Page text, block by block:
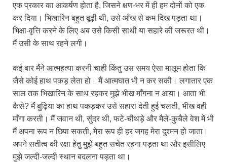
एक प्रकार का आकर्षण होता है, जिसने क्षण-भर में ही हम दोनों को एक
कर दिया। भिखारिन बहुत बूढ़ी थी, उसे आँख से कम दिख पड़ता था।
भिक्षा‑वृत्ति करने के लिए अब उसे किसी साथी या सहारे की जरूरत थी।
मैं उसी के साथ रहने लगी।
कई बार मैंने आत्महत्या करनी चाही किंतु उस समय ऐसा मालूम होता कि
जैसे कोई हाथ पकड़ लेता हो। मैं आत्मघात भी न कर सकी। लगातार एक
साल तक भिखारिन के साथ रहकर मुझे भीख माँगना न आया। आता भी
कैसे? मैं बुढ़िया का हाथ पकड़कर उसे सहारा देती हुई चलती, भीख वही
माँगा करती। मैं जवान थी, सुंदर थी, फटे-चीथड़े और मैले-कुचैले वेश में भी
मैं अपना रूप न छिपा सकती, मेरा रूप ही हर जगह मेरा दुश्मन हो जाता।
अपने सतीत्व की रक्षा हेतु मुझे बहुत सचेत रहना पड़ता था और इसीलिए
मुझे जल्दी-जल्दी स्थान बदलना पड़ता था।